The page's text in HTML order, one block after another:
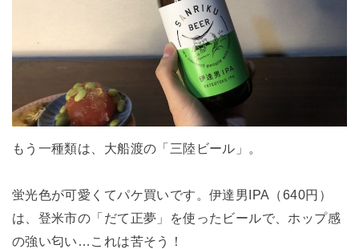
もう一種類は、大船渡の「三陸ビール」。
蛍光色が可愛くてパケ買いです。伊達男IPA（640円）
は、登米市の「だて正夢」を使ったビールで、ホップ感
の強い匂い…これは苦そう！